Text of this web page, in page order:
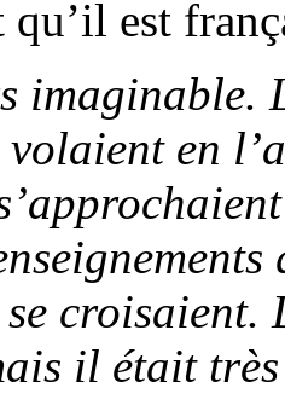
qu’il est
imaginable.
volaient en
il était